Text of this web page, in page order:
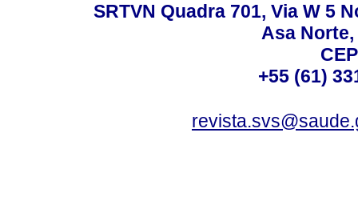
SRTVN Quadra 701, Via W 5
Asa
+55 (61)